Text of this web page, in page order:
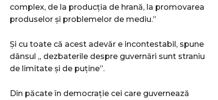
complex, de la producția de hrană, la promovarea
produselor și problemelor de mediu.”
Și cu toate că acest adevăr e incontestabil, spune
dânsul „ dezbaterile despre guvernări sunt straniu
de limitate și de puține”.
Din păcate în democrație cei care guvernează